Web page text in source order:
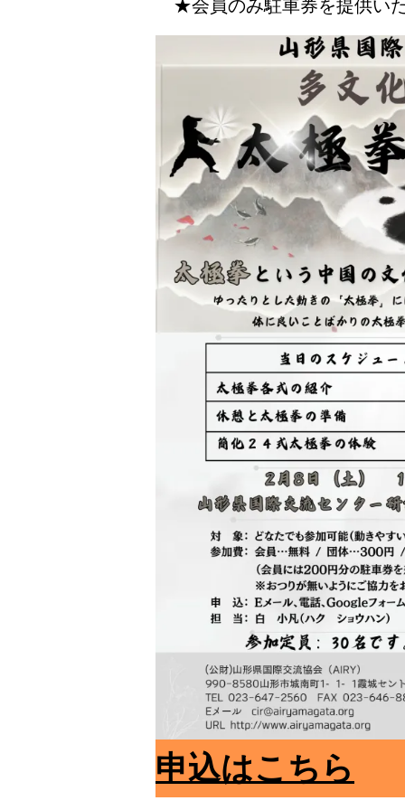
★会員のみ駐車券を提供い
申込はこちら